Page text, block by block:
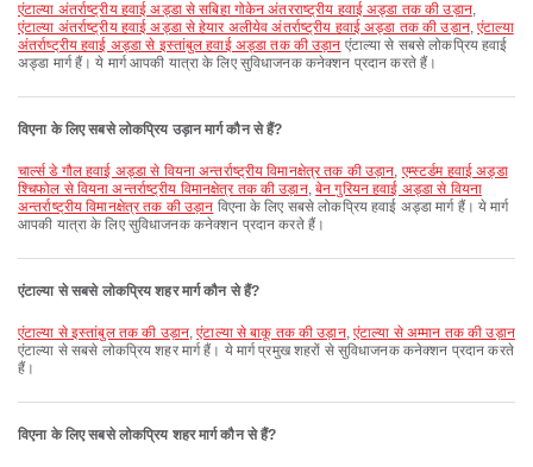
एंटाल्या अंतर्राष्ट्रीय हवाई अड्डा से सबिहा गोकेन अंतरराष्ट्रीय हवाई अड्डा तक की उड़ान,
एंटाल्या अंतर्राष्ट्रीय हवाई अड्डा से हेयार अलीयेव अंतर्राष्ट्रीय हवाई अड्डा तक की उड़ान,एंटाल्या
अंतर्राष्ट्रीय हवाई अड्डा से इस्तांबुल हवाई अड्डा तक की उड़ान एंटाल्या से सबसे लोकप्रिय हवाई
अड्डा मार्ग हैं। ये मार्ग आपकी यात्रा के लिए सुविधाजनक कनेक्शन प्रदान करते हैं।
विएना के लिए सबसे लोकप्रिय उड़ान मार्ग कौन से हैं?
चार्ल्स डे गौल हवाई अड्डा से वियना अन्तर्राष्ट्रीय विमानक्षेत्र तक की उड़ान, एम्स्टर्डम हवाई अड्डा
श्चिफोल से वियना अन्तर्राष्ट्रीय विमानक्षेत्र तक की उड़ान,बेन गुरियन हवाई अड्डा से वियना
अन्तर्राष्ट्रीय विमानक्षेत्र तक की उड़ान विएना के लिए सबसे लोकप्रिय हवाई अड्डा मार्ग हैं। ये मार्ग
आपकी यात्रा के लिए सुविधाजनक कनेक्शन प्रदान करते हैं।
एंटाल्या से सबसे लोकप्रिय शहर मार्ग कौन से हैं?
एंटाल्या से इस्तांबुल तक की उड़ान,एंटाल्या से बाकू तक की उड़ान,एंटाल्या से अम्मान तक की उड़ान
एंटाल्या से सबसे लोकप्रिय शहर मार्ग हैं। ये मार्ग प्रमुख शहरों से सुविधाजनक कनेक्शन प्रदान करते
हैं।
विएना के लिए सबसे लोकप्रिय शहर मार्ग कौन से हैं?